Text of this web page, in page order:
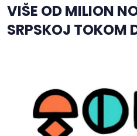
VIŠE OD MILION
SRPSKOJ TOKOM